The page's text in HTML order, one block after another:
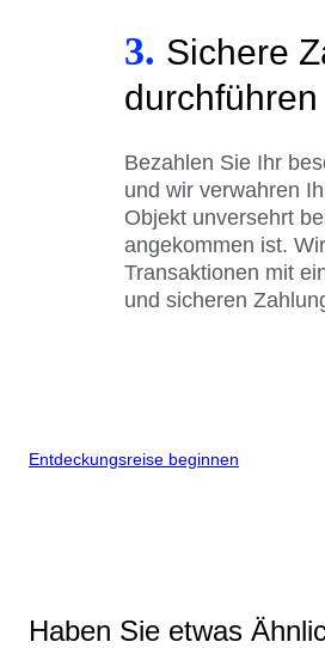
3. Sichere
durchführen
Bezahlen Sie Ihr
und wir verwahren
Objekt unversehrt
angekommen ist.
Transaktionen mit
und sicheren
Entdeckungsreise beginnen
Haben Sie etwas